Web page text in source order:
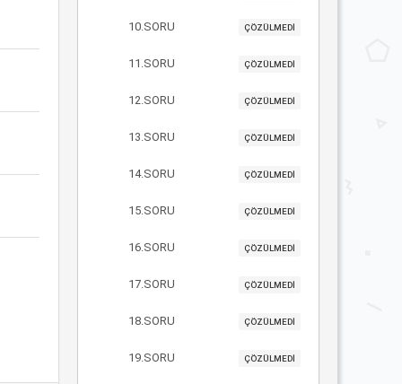
10.SORU ÇÖZÜLMEDİ
11.SORU ÇÖZÜLMEDİ
12.SORU ÇÖZÜLMEDİ
13.SORU ÇÖZÜLMEDİ
14.SORU ÇÖZÜLMEDİ
15.SORU ÇÖZÜLMEDİ
16.SORU ÇÖZÜLMEDİ
17.SORU ÇÖZÜLMEDİ
18.SORU ÇÖZÜLMEDİ
19.SORU ÇÖZÜLMEDİ